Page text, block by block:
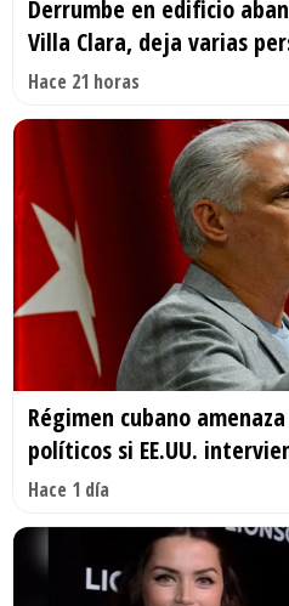
Derrumbe en edificio
Villa Clara, deja varias
Hace 21 horas
Régimen cubano
políticos si EE.UU.
Hace 1 día